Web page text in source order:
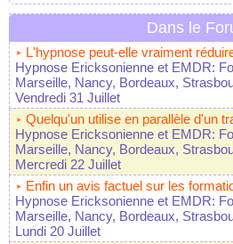
Dans le
L'hypnose peut-elle vraiment
Hypnose Ericksonienne et EMDR:
Marseille, Nancy, Bordeaux,
Vendredi 31 Juillet
Quelqu'un utilise en parallèle d'un
Hypnose Ericksonienne et EMDR:
Marseille, Nancy, Bordeaux,
Mercredi 22 Juillet
Enfin un avis factuel sur les
Hypnose Ericksonienne et EMDR:
Marseille, Nancy, Bordeaux,
Lundi 20 Juillet